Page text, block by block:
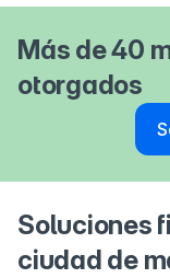
Más de 40
otorgados
Soluciones
ciudad de